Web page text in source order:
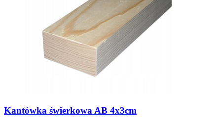
Kantówka świerkowa AB 4x3cm